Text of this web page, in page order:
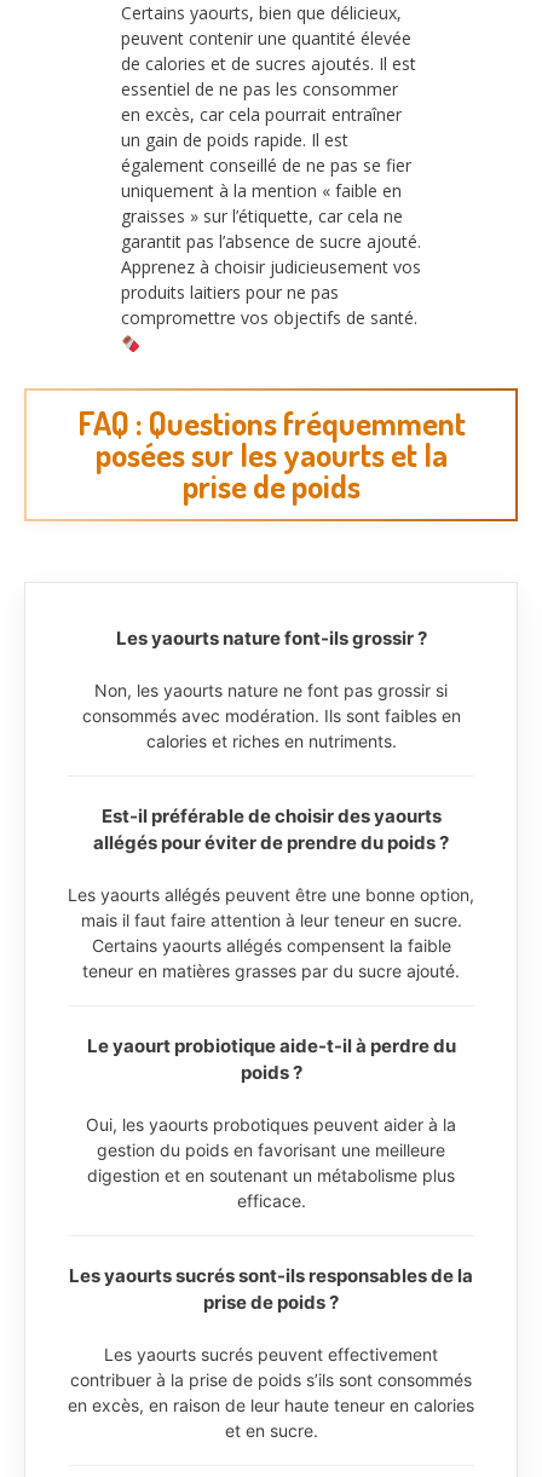
Certains yaourts, bien que délicieux,
peuvent contenir une quantité élevée
de calories et de sucres ajoutés. Il est
essentiel de ne pas les consommer
en excès, car cela pourrait entraîner
un gain de poids rapide. Il est
également conseillé de ne pas se fier
uniquement à la mention « faible en
graisses » sur l’étiquette, car cela ne
garantit pas l’absence de sucre ajouté.
Apprenez à choisir judicieusement vos
produits laitiers pour ne pas
compromettre vos objectifs de santé.
FAQ : Questions fréquemment
posées sur les yaourts et la
prise de poids
Les yaourts nature font-ils grossir ?
Non, les yaourts nature ne font pas grossir si
consommés avec modération. Ils sont faibles en
calories et riches en nutriments.
Est-il préférable de choisir des yaourts
allégés pour éviter de prendre du poids ?
Les yaourts allégés peuvent être une bonne option,
mais il faut faire attention à leur teneur en sucre.
Certains yaourts allégés compensent la faible
teneur en matières grasses par du sucre ajouté.
Le yaourt probiotique aide-t-il à perdre du
poids ?
Oui, les yaourts probotiques peuvent aider à la
gestion du poids en favorisant une meilleure
digestion et en soutenant un métabolisme plus
efficace.
Les yaourts sucrés sont-ils responsables de la
prise de poids ?
Les yaourts sucrés peuvent effectivement
contribuer à la prise de poids s’ils sont consommés
en excès, en raison de leur haute teneur en calories
et en sucre.